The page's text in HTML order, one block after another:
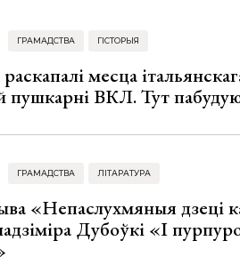
ГРАМАДСТВА ГІСТОРЫЯ
месца
пушкарні ВКЛ. Тут
ГРАМАДСТВА ЛІТАРАТУРА
«Непаслухмяныя дзеці
Дубоўкі «І